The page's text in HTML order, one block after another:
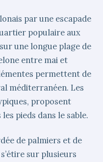
par une escapade
populaire aux
une longue plage de
entre mai et
permettent de
méditerranéen. Les
proposent
pieds dans le sable.
de palmiers et de
sur plusieurs